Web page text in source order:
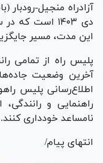
دی ۱۴۰۳ است
این مدت، مسیر
پلیس راه از تمامی
آخرین وضعیت
اطلاع‌رسانی پلیس
راهنمایی و
نامساعد خودداری کنند.
انتهای پیام/